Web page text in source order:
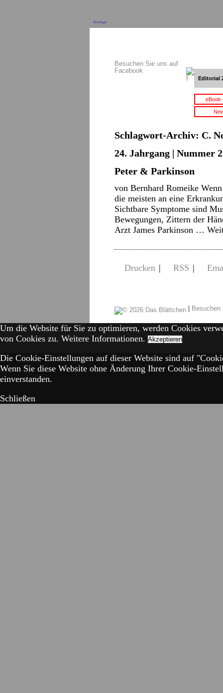
Anzeige
Besuchen Sie uns auf
Facebook
Editorial
Schlagwort-Archiv: C.
24. Jahrgang | Nummer
Peter & Parkinson
von Bernhard Romeike
die meisten an eine
Sichtbare Symptome sind
Bewegungen, Zittern der
Arzt James Parkinson …
Drucken | RSS |
|
Um die Website für Sie zu optimieren, werden Cookies
von Cookies zu. Weitere Informationen. Akzeptieren
Die Cookie-Einstellungen auf dieser Website sind auf
Wenn Sie diese Website ohne Änderung Ihrer Cookie-
einverstanden.
Schließen